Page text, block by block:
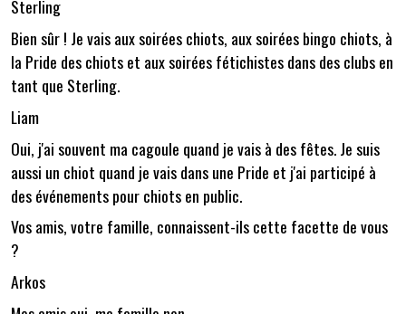
Sterling
Bien sûr ! Je vais aux soirées chiots, aux soirées bingo chiots, à
la Pride des chiots et aux soirées fétichistes dans des clubs en
tant que Sterling.
Liam
Oui, j'ai souvent ma cagoule quand je vais à des fêtes. Je suis
aussi un chiot quand je vais dans une Pride et j'ai participé à
des événements pour chiots en public.
Vos amis, votre famille, connaissent-ils cette facette de vous
?
Arkos